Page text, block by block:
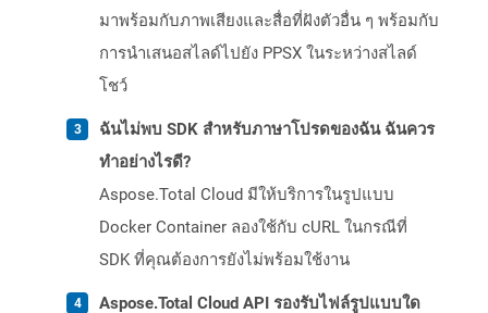
มาพร้อมกับภาพเสียงและสื่อที่ฝังตัวอื่น ๆ พร้อมกับ
การนำเสนอสไลด์ไปยัง PPSX ในระหว่างสไลด์
โชว์
ฉันไม่พบ SDK สำหรับภาษาโปรดของฉัน ฉันควร
ทำอย่างไรดี?
Aspose.Total Cloud มีให้บริการในรูปแบบ
Docker Container ลองใช้กับ cURL ในกรณีที่
SDK ที่คุณต้องการยังไม่พร้อมใช้งาน
Aspose.Total Cloud API รองรับไฟล์รูปแบบใด